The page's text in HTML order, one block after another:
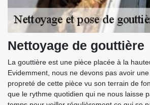
Nettoyage de gouttière
La gouttière est une pièce placée à la
Evidemment, nous ne devons pas avoir
propreté de cette pièce vu son terrain de
que le rythme quotidien qui ne nous laisse